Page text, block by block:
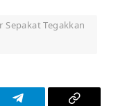
Sepakat Tegakkan